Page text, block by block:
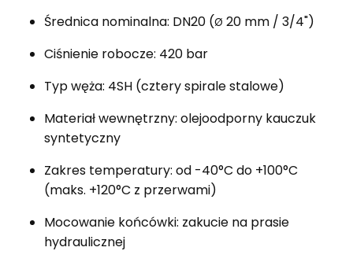
Średnica nominalna: DN20 (Ø 20 mm / 3/4")
Ciśnienie robocze: 420 bar
Typ węża: 4SH (cztery spirale stalowe)
Materiał wewnętrzny: olejoodporny kauczuk
syntetyczny
Zakres temperatury: od -40°C do +100°C
(maks. +120°C z przerwami)
Mocowanie końcówki: zakucie na prasie
hydraulicznej